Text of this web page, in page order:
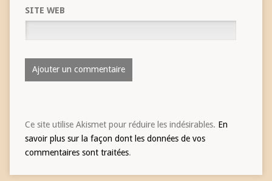
SITE WEB
Ce site utilise Akismet pour réduire les indésirables. En
savoir plus sur la façon dont les données de vos
commentaires sont traitées.